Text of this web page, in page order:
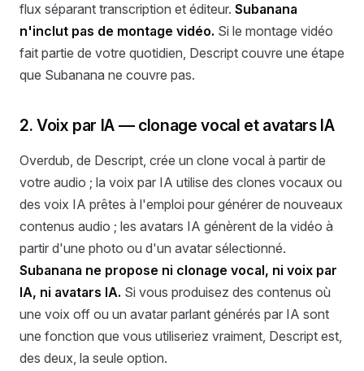
flux séparant transcription et éditeur. Subanana
n'inclut pas de montage vidéo. Si le montage vidéo
fait partie de votre quotidien, Descript couvre une étape
que Subanana ne couvre pas.
2. Voix par IA — clonage vocal et avatars IA
Overdub, de Descript, crée un clone vocal à partir de
votre audio ; la voix par IA utilise des clones vocaux ou
des voix IA prêtes à l'emploi pour générer de nouveaux
contenus audio ; les avatars IA génèrent de la vidéo à
partir d'une photo ou d'un avatar sélectionné.
Subanana ne propose ni clonage vocal, ni voix par
IA, ni avatars IA. Si vous produisez des contenus où
une voix off ou un avatar parlant générés par IA sont
une fonction que vous utiliseriez vraiment, Descript est,
des deux, la seule option.